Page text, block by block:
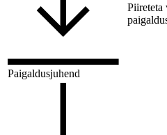
Paigaldusjuhend
Piireteta